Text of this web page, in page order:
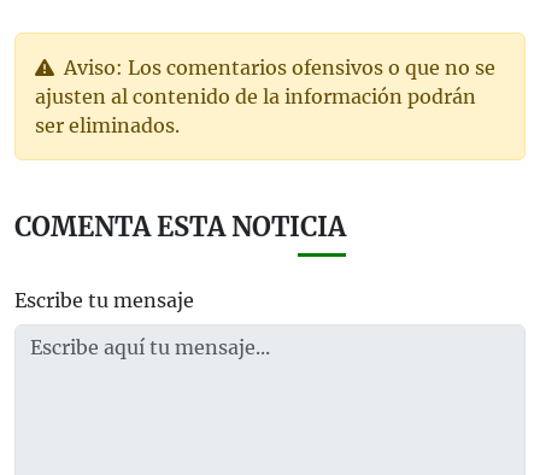
Aviso: Los comentarios ofensivos o que no se
ajusten al contenido de la información podrán
ser eliminados.
COMENTA ESTA NOTICIA
Escribe tu mensaje